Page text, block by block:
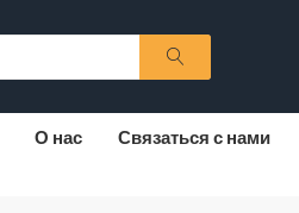
О нас Связаться с нами